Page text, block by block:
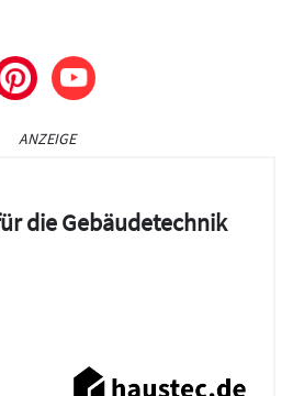
ANZEIGE
die Gebäudetechnik